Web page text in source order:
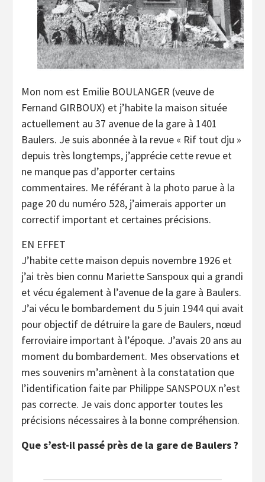
Mon nom est Emilie BOULANGER (veuve de
Fernand GIRBOUX) et j’habite la maison située
actuellement au 37 avenue de la gare à 1401
Baulers. Je suis abonnée à la revue « Rif tout dju »
depuis très longtemps, j’apprécie cette revue et
ne manque pas d’apporter certains
commentaires. Me référant à la photo parue à la
page 20 du numéro 528, j’aimerais apporter un
correctif important et certaines précisions.
EN EFFET
J’habite cette maison depuis novembre 1926 et
j’ai très bien connu Mariette Sanspoux qui a grandi
et vécu également à l’avenue de la gare à Baulers.
J’ai vécu le bombardement du 5 juin 1944 qui avait
pour objectif de détruire la gare de Baulers, nœud
ferroviaire important à l’époque. J’avais 20 ans au
moment du bombardement. Mes observations et
mes souvenirs m’amènent à la constatation que
l’identification faite par Philippe SANSPOUX n’est
pas correcte. Je vais donc apporter toutes les
précisions nécessaires à la bonne compréhension.
Que s’est-il passé près de la gare de Baulers ?